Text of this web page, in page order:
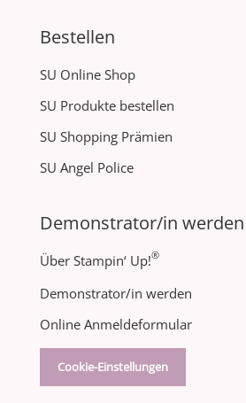
Bestellen
SU Online Shop
SU Produkte bestellen
SU Shopping Prämien
SU Angel Police
Demonstrator/in werden
Über Stampin‘ Up!®
Demonstrator/in werden
Online Anmeldeformular
Cookie-Einstellungen